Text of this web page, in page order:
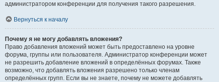
администратором конференции для получения такого разрешения.
Вернуться к началу
Почему я не могу добавлять вложения?
Право добавления вложений может быть предоставлено на уровне
форума, группы или пользователя. Администратор конференции может
не разрешить добавление вложений в определённых форумах. Также
возможно, что добавлять вложения разрешено только членам
определённых групп. Если вы не знаете, почему не можете добавлять